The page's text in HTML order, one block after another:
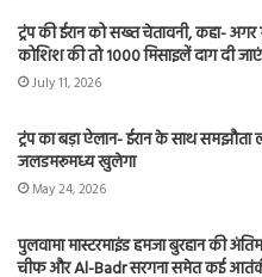
ट्रंप की ईरान को सख्त चेतावनी, कहा-
कोशिश की तो 1000 मिसाइलें दाग दी
July 11, 2026
ट्रंप का बड़ा ऐलान- ईरान के साथ
जलडमरूमध्य खुलेगा
May 24, 2026
पुलवामा मास्टरमाइंड हमजा बुरहान की
चीफ और Al-Badr सरगना समेत कई